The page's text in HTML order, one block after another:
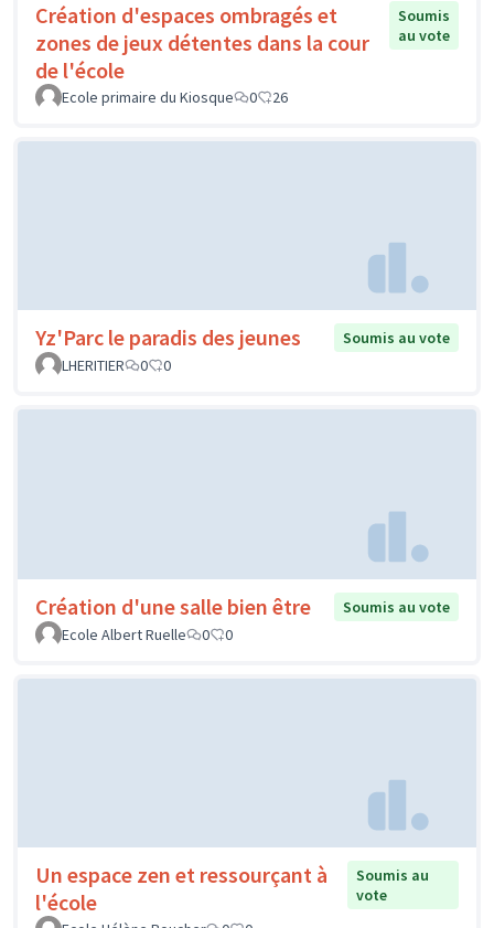
Création d'espaces ombragés et
zones de jeux détentes dans la cour
de l'école
Soumis
au vote
Ecole primaire du Kiosque 0 26
Yz'Parc le paradis des jeunes
Soumis au vote
LHERITIER
0 0
Création d'une salle bien être
Soumis au vote
Ecole Albert Ruelle
0 0
Un espace zen et ressourçant à
l'école
Soumis au
vote